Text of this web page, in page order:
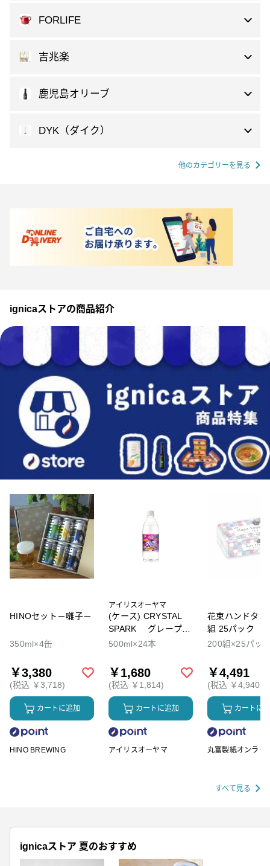
FORLIFE
吉兆楽
鹿児島オリーブ
DYK（ダイク）
他のカテゴリーを見る
ignicaストアの商品紹介
HINOセット－囃子－
350ml×4缶
￥3,380
(税込 ￥3,718)
カートに追加
HINO BREWING
アイリスオーヤマ
(ケース) CRYSTAL
SPARK グレープソ
ーダ
500ml×24本
￥1,680
(税込 ￥1,814)
カートに追加
アイリスオーヤマ
花束ハンドタオ
組 25パック
200組×25パッ
￥4,491
(税込 ￥4,940)
カートに
丸富製紙オンライ
すべて見る
ignicaストア 夏のおすすめ